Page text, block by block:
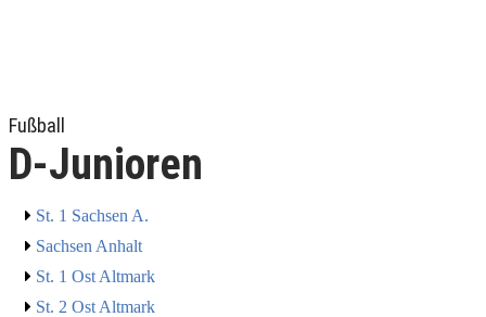
Fußball
D-Junioren
St. 1 Sachsen A.
Sachsen Anhalt
St. 1 Ost Altmark
St. 2 Ost Altmark